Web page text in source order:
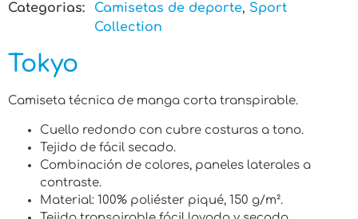
Categorias:
Camisetas de deporte, Sport
Collection
Tokyo
Camiseta técnica de manga corta transpirable.
Cuello redondo con cubre costuras a tono.
Tejido de fácil secado.
Combinación de colores, paneles laterales a
contraste.
Material: 100% poliéster piqué, 150 g/m².